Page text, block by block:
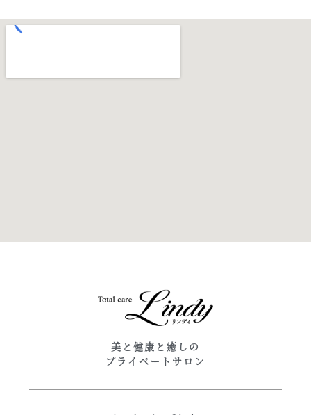
美と健康と癒しの
プライベートサロン